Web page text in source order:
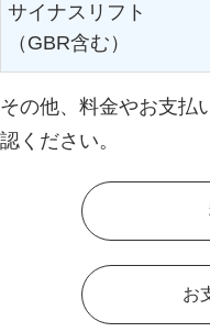
サイナスリフト
（GBR含む）
その他、料金やお支払
認ください。
お